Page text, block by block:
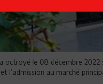
octroyé le 08 décembre
l’admission au marché